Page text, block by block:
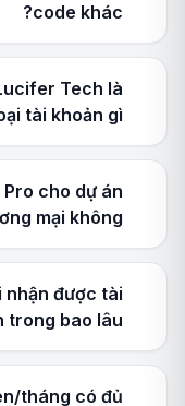
code khác?
Tech là
tài khoản gì?
cho dự án
mại không?
nhận được tài
trong bao lâu?
tháng có đủ